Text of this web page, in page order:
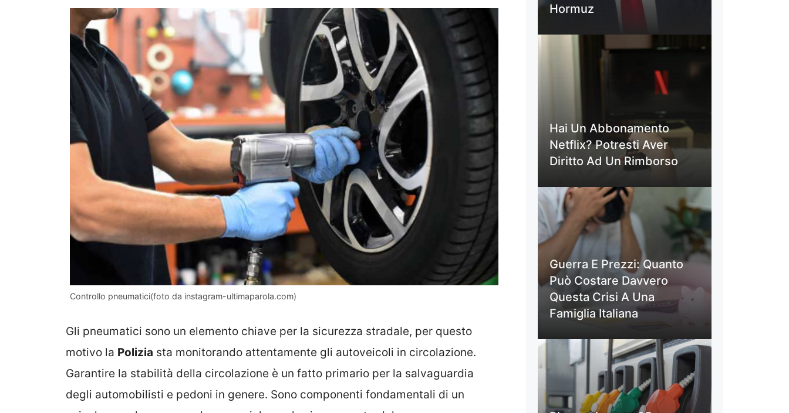
Controllo pneumatici(foto da instagram-ultimaparola.com)
Gli pneumatici sono un elemento chiave per la sicurezza stradale, per questo
motivo la Polizia sta monitorando attentamente gli autoveicoli in circolazione.
Garantire la stabilità della circolazione è un fatto primario per la salvaguardia
degli automobilisti e pedoni in genere. Sono componenti fondamentali di un
Hormuz
Hai Un Abbonamento
Netflix? Potresti Aver
Diritto Ad Un Rimborso
Guerra E Prezzi: Quanto
Può Costare Davvero
Questa Crisi A Una
Famiglia Italiana